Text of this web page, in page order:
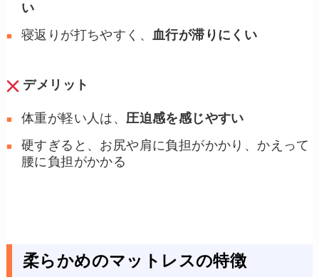
い
寝返りが打ちやすく、 血行が滞りにくい
デメリット
体重が軽い人は、圧迫感を感じやすい
硬すぎると、お尻や肩に負担がかかり、かえって
腰に負担がかかる
柔らかめのマットレスの特徴